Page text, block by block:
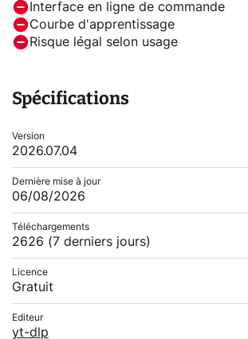
Interface en ligne de commande
Courbe d'apprentissage
Risque légal selon usage
Spécifications
Version
2026.07.04
Dernière mise à jour
06/08/2026
Téléchargements
2626 (7 derniers jours)
Licence
Gratuit
Editeur
yt-dlp